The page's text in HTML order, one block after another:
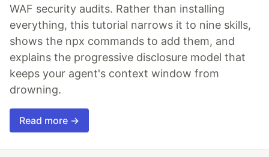
WAF security audits. Rather than installing
everything, this tutorial narrows it to nine skills,
shows the npx commands to add them, and
explains the progressive disclosure model that
keeps your agent's context window from
drowning.
Read more →